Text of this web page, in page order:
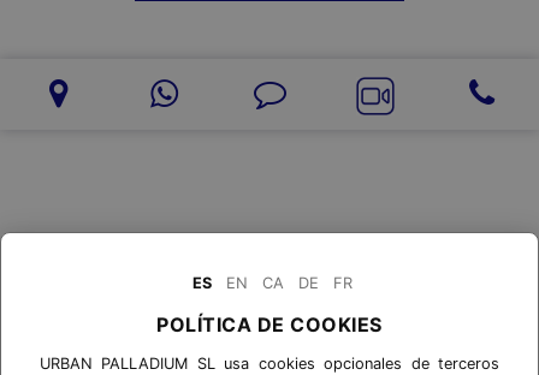
ES EN CA DE FR
POLÍTICA DE COOKIES
URBAN PALLADIUM SL usa cookies opcionales de terceros